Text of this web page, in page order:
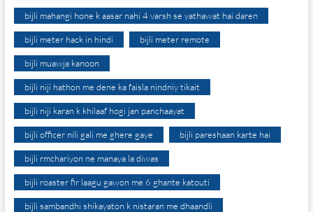
bijli mahangi hone k aasar nahi 4 varsh se yathawat hai daren
bijli meter hack in hindi bijli meter remote
bijli muawja kanoon
bijli niji hathon me dene ka faisla nindniy tikait
bijli niji karan k khilaaf hogi jan panchaayat
bijli officer nili gali me ghere gaye bijli pareshaan karte hai
bijli rmchariyon ne manaya la diwas
bijli roaster fir laagu gawon me 6 ghante katouti
bijli sambandhi shikayaton k nistaran me dhaandli